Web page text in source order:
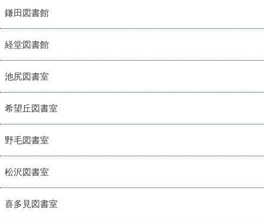
鎌田図書館
経堂図書館
池尻図書室
希望丘図書室
野毛図書室
松沢図書室
喜多見図書室